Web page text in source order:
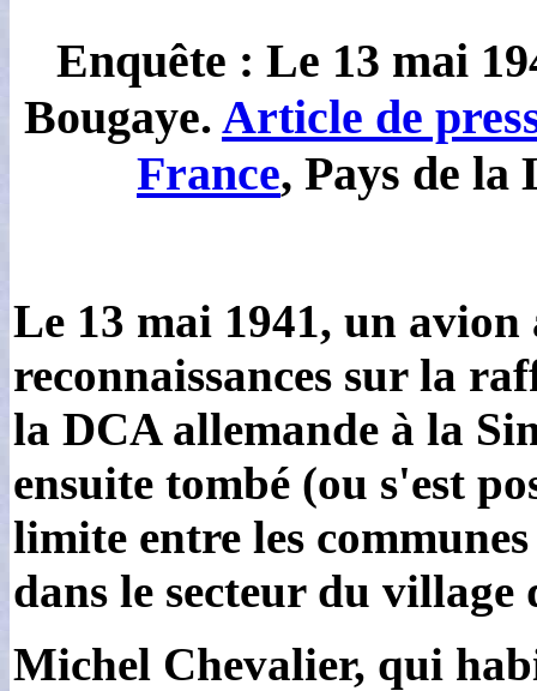
Enquête : Le 13 mai
Bougaye. Article de
France, Pays de la
Le 13 mai 1941, un
reconnaissances sur la
la DCA allemande à la
ensuite tombé (ou s'est
limite entre les
dans le secteur du village
Michel Chevalier, qui